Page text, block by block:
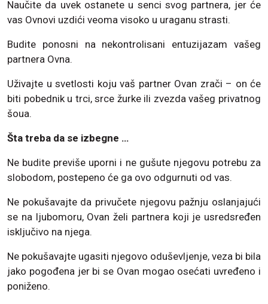
Naučite da uvek ostanete u senci svog partnera, jer će
vas Ovnovi uzdići veoma visoko u uraganu strasti.
Budite ponosni na nekontrolisani entuzijazam vašeg
partnera Ovna.
Uživajte u svetlosti koju vaš partner Ovan zrači – on će
biti pobednik u trci, srce žurke ili zvezda vašeg privatnog
šoua.
Šta treba da se izbegne …
Ne budite previše uporni i ne gušute njegovu potrebu za
slobodom, postepeno će ga ovo odgurnuti od vas.
Ne pokušavajte da privučete njegovu pažnju oslanjajući
se na ljubomoru, Ovan želi partnera koji je usredsređen
isključivo na njega.
Ne pokušavajte ugasiti njegovo oduševljenje, veza bi bila
jako pogođena jer bi se Ovan mogao osećati uvređeno i
poniženo.